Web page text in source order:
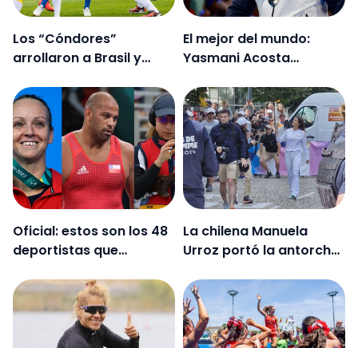
Los “Cóndores”
arrollaron a Brasil y
Clasificatorias al
Mundial
El mejor del mundo:
Yasmani Acosta
tras su plata en París
Oficial: estos son los 48
deportistas que
en París 2024
La chilena Manuela
Urroz portó la antorcha